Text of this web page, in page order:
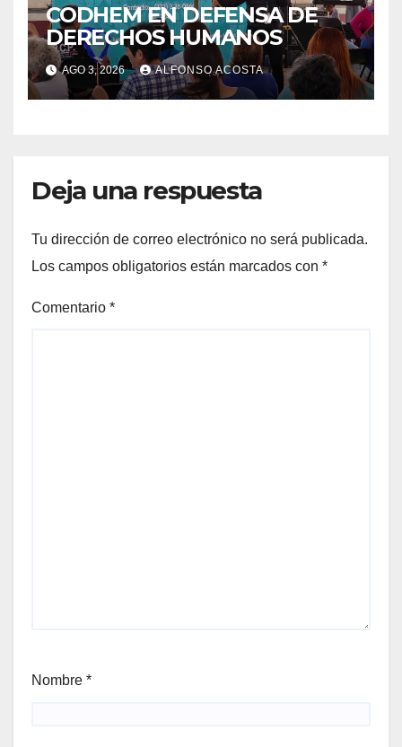
CODHEM EN DEFENSA DE
DERECHOS HUMANOS
AGO 3, 2026 ALFONSO ACOSTA
Deja una respuesta
Tu dirección de correo electrónico no será publicada.
Los campos obligatorios están marcados con *
Comentario *
Nombre *